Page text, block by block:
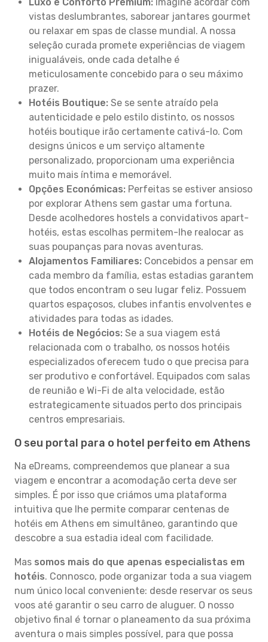
vistas deslumbrantes, saborear jantares gourmet
ou relaxar em spas de classe mundial. A nossa
seleção curada promete experiências de viagem
inigualáveis, onde cada detalhe é
meticulosamente concebido para o seu máximo
prazer.
Hotéis Boutique: Se se sente atraído pela
autenticidade e pelo estilo distinto, os nossos
hotéis boutique irão certamente cativá-lo. Com
designs únicos e um serviço altamente
personalizado, proporcionam uma experiência
muito mais íntima e memorável.
Opções Económicas: Perfeitas se estiver ansioso
por explorar Athens sem gastar uma fortuna.
Desde acolhedores hostels a convidativos apart-
hotéis, estas escolhas permitem-lhe realocar as
suas poupanças para novas aventuras.
Alojamentos Familiares: Concebidos a pensar em
cada membro da família, estas estadias garantem
que todos encontram o seu lugar feliz. Possuem
quartos espaçosos, clubes infantis envolventes e
atividades para todas as idades.
Hotéis de Negócios: Se a sua viagem está
relacionada com o trabalho, os nossos hotéis
especializados oferecem tudo o que precisa para
ser produtivo e confortável. Equipados com salas
de reunião e Wi-Fi de alta velocidade, estão
estrategicamente situados perto dos principais
centros empresariais.
O seu portal para o hotel perfeito em Athens
Na eDreams, compreendemos que planear a sua
viagem e encontrar a acomodação certa deve ser
simples. É por isso que criámos uma plataforma
intuitiva que lhe permite comparar centenas de
hotéis em Athens em simultâneo, garantindo que
descobre a sua estadia ideal com facilidade.
Mas somos mais do que apenas especialistas em
hotéis. Connosco, pode organizar toda a sua viagem
num único local conveniente: desde reservar os seus
voos até garantir o seu carro de aluguer. O nosso
objetivo final é tornar o planeamento da sua próxima
aventura o mais simples possível, para que possa